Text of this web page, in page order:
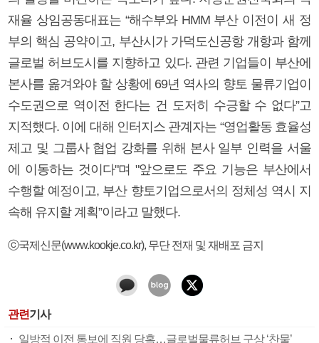
재율 상임공동대표는 “해수부와 HMM 부산 이전이 새 정
부의 핵심 공약이고, 부산시가 가덕도신공항 개항과 함께
글로벌 허브도시를 지향하고 있다. 관련 기업들이 부산에
본사를 옮겨와야 할 상황에 69년 역사의 향토 물류기업이
수도권으로 역이전 한다는 건 도저히 수긍할 수 없다”고
지적했다. 이에 대해 인터지스 관계자는 “영업활동 효율성
제고 및 그룹사 협업 강화를 위해 본사 일부 인력을 서울
에 이동하는 것이다"며 "앞으로도 주요 기능은 부산에서
수행할 예정이고, 부산 향토기업으로서의 정체성 역시 지
속해 유지할 계획”이라고 말했다.
ⓒ국제신문(www.kookje.co.kr), 무단 전재 및 재배포 금지
관련기사
일방적 이전 통보에 직원 당혹…글로벌물류허브 구상 ‘찬물’